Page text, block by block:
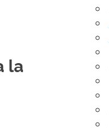
la